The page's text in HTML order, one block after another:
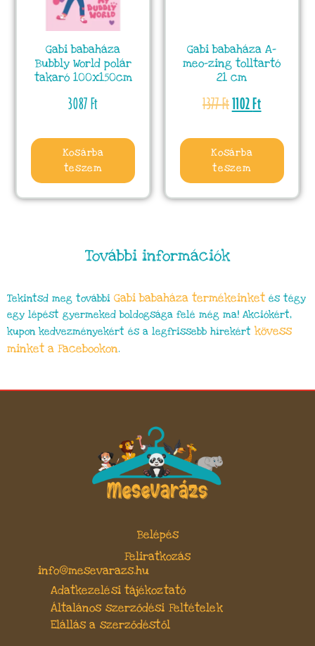
Gabi babaháza
Bubbly World polár
takaró 100x150cm
3087Ft
Kosárba
teszem
Gabi babaháza A-
meo-zing tolltartó
21 cm
1377Ft1102Ft
Kosárba
teszem
További információk
Tekintsd meg további Gabi babaháza termékeinket és tégy
egy lépést gyermeked boldogsága felé még ma! Akciókért,
kupon kedvezményekért és a legfrissebb hírekért kövess
minket a Facebookon.
Belépés
Feliratkozás
info@mesevarazs.hu
Adatkezelési tájékoztató
Általános szerződési Feltételek
Elállás a szerződéstől